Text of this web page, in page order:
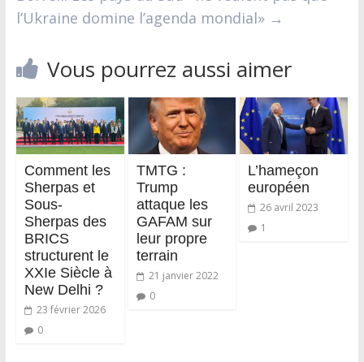
l’Ukraine domine l’agenda mondial» →
Vous pourrez aussi aimer
Сomment les
Sherpas et
Sous-
Sherpas des
BRICS
structurent le
XXIe Siècle à
New Delhi ?
23 février 2026
0
TMTG :
Trump
attaque les
GAFAM sur
leur propre
terrain
21 janvier 2022
0
L’hameçon
européen
26 avril 2023
1